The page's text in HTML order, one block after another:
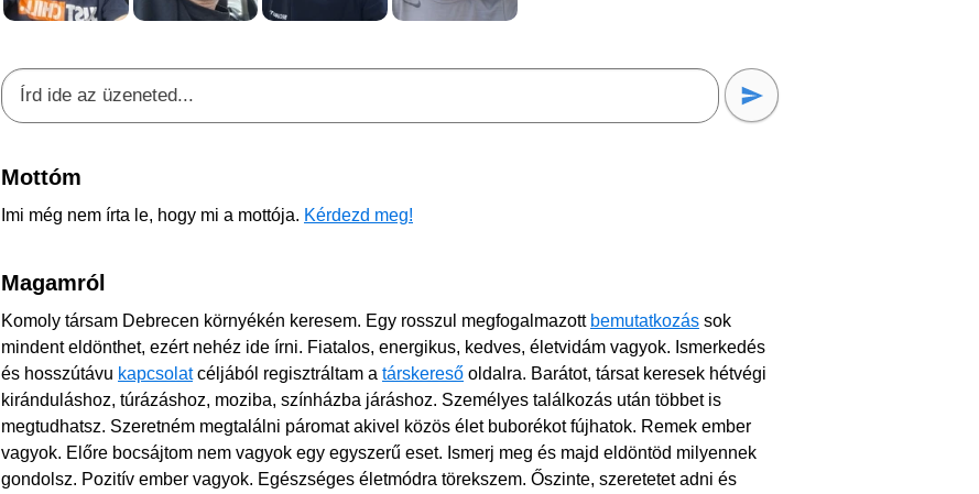
Mottóm
Imi még nem írta le, hogy mi a mottója. Kérdezd meg!
Magamról
Komoly társam Debrecen környékén keresem. Egy rosszul megfogalmazott bemutatkozás sok
mindent eldönthet, ezért nehéz ide írni. Fiatalos, energikus, kedves, életvidám vagyok. Ismerkedés
és hosszútávu kapcsolatcéljából regisztráltam a társkereső oldalra. Barátot, társat keresek hétvégi
kiránduláshoz, túrázáshoz, moziba, színházba járáshoz. Személyes találkozás után többet is
megtudhatsz. Szeretném megtalálni páromat akivel közös élet buborékot fújhatok. Remek ember
vagyok. Előre bocsájtom nem vagyok egy egyszerű eset. Ismerj meg és majd eldöntöd milyennek
gondolsz. Pozitív ember vagyok. Egészséges életmódra törekszem. Őszinte, szeretetet adni és